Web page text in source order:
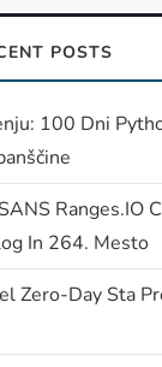
POSTS
100 Dni
Ranges.IO
In 264. Mesto
Zero-Day Sta